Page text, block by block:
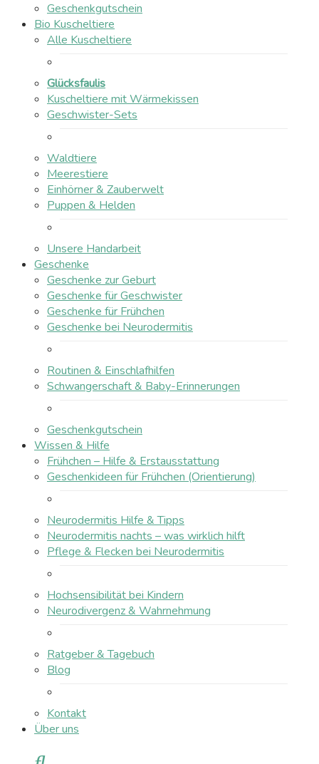
Geschenkgutschein
Bio Kuscheltiere
Alle Kuscheltiere
Glücksfaulis
Kuscheltiere mit Wärmekissen
Geschwister-Sets
Waldtiere
Meerestiere
Einhörner & Zauberwelt
Puppen & Helden
Unsere Handarbeit
Geschenke
Geschenke zur Geburt
Geschenke für Geschwister
Geschenke für Frühchen
Geschenke bei Neurodermitis
Routinen & Einschlafhilfen
Schwangerschaft & Baby-Erinnerungen
Geschenkgutschein
Wissen & Hilfe
Frühchen – Hilfe & Erstausstattung
Geschenkideen für Frühchen (Orientierung)
Neurodermitis Hilfe & Tipps
Neurodermitis nachts – was wirklich hilft
Pflege & Flecken bei Neurodermitis
Hochsensibilität bei Kindern
Neurodivergenz & Wahrnehmung
Ratgeber & Tagebuch
Blog
Kontakt
Über uns
Suche